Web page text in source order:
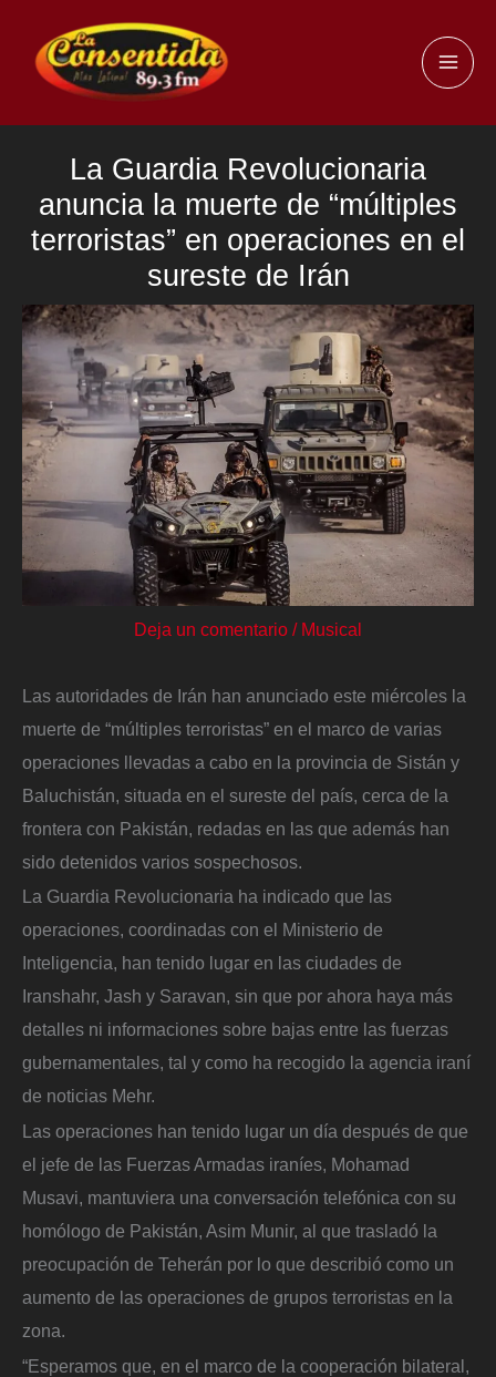
contenido
La Guardia Revolucionaria
anuncia la muerte de “múltiples
terroristas” en operaciones en el
sureste de Irán
Deja un comentario / Musical
Las autoridades de Irán han anunciado este miércoles la
muerte de “múltiples terroristas” en el marco de varias
operaciones llevadas a cabo en la provincia de Sistán y
Baluchistán, situada en el sureste del país, cerca de la
frontera con Pakistán, redadas en las que además han
sido detenidos varios sospechosos.
La Guardia Revolucionaria ha indicado que las
operaciones, coordinadas con el Ministerio de
Inteligencia, han tenido lugar en las ciudades de
Iranshahr, Jash y Saravan, sin que por ahora haya más
detalles ni informaciones sobre bajas entre las fuerzas
gubernamentales, tal y como ha recogido la agencia iraní
de noticias Mehr.
Las operaciones han tenido lugar un día después de que
el jefe de las Fuerzas Armadas iraníes, Mohamad
Musavi, mantuviera una conversación telefónica con su
homólogo de Pakistán, Asim Munir, al que trasladó la
preocupación de Teherán por lo que describió como un
aumento de las operaciones de grupos terroristas en la
zona.
“Esperamos que, en el marco de la cooperación bilateral,